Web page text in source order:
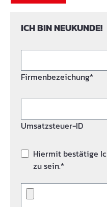
ICH BIN NEUKUNDE!
Firmenbezeichung*
Umsatzsteuer-ID
Hiermit bestätige
zu sein.*